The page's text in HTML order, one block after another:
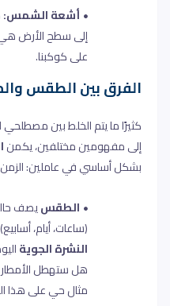
أشعة الشمس:
إلى سطح الأرض هي
على كوكبنا.
الفرق بين الطقس
كثيرًا ما يتم الخلط بين مصطلحي
إلى مفهومين مختلفين،يكمن
بشكل أساسي في عاملين: الزمن
الطقسيصف
(ساعات، أيام،
النشرة الجوية
هل ستهطل
مثال حي على هذا